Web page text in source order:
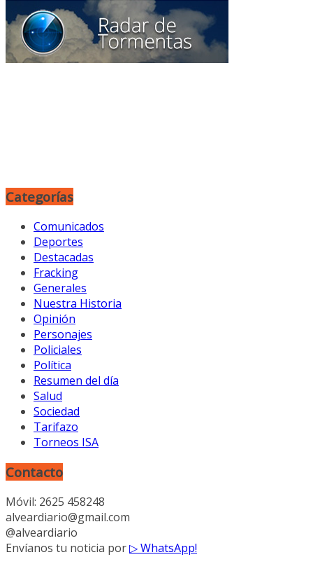
Categorías
Comunicados
Deportes
Destacadas
Fracking
Generales
Nuestra Historia
Opinión
Personajes
Policiales
Política
Resumen del día
Salud
Sociedad
Tarifazo
Torneos ISA
Contacto
Móvil: 2625 458248
alveardiario@gmail.com
@alveardiario
Envíanos tu noticia por▷ WhatsApp!